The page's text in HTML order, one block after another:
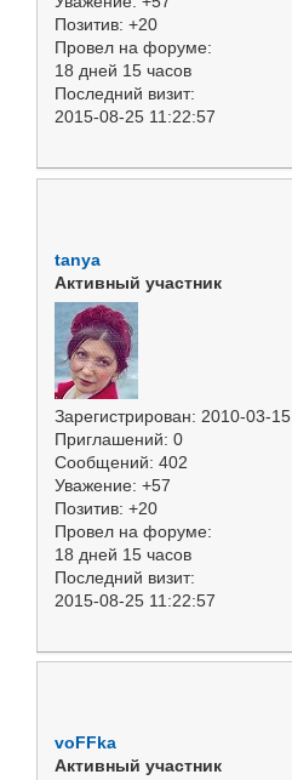
Позитив: +20
Провел на форуме:
18 дней 15 часов
Последний визит:
2015-08-25 11:22:57
tanya
Активный участник
Зарегистрирован: 2010-03-15
Приглашений: 0
Сообщений: 402
Уважение: +57
Позитив: +20
Провел на форуме:
18 дней 15 часов
Последний визит:
2015-08-25 11:22:57
voFFka
Активный участник